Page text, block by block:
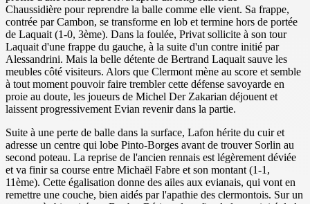
Chaussidière pour reprendre la balle comme elle vient. Sa frappe,
contrée par Cambon, se transforme en lob et termine hors de portée
de Laquait (1-0, 3ème). Dans la foulée, Privat sollicite à son tour
Laquait d'une frappe du gauche, à la suite d'un contre initié par
Alessandrini. Mais la belle détente de Bertrand Laquait sauve les
meubles côté visiteurs. Alors que Clermont mène au score et semble
à tout moment pouvoir faire trembler cette défense savoyarde en
proie au doute, les joueurs de Michel Der Zakarian déjouent et
laissent progressivement Evian revenir dans la partie.
Suite à une perte de balle dans la surface, Lafon hérite du cuir et
adresse un centre qui lobe Pinto-Borges avant de trouver Sorlin au
second poteau. La reprise de l'ancien rennais est légèrement déviée
et va finir sa course entre Michaël Fabre et son montant (1-1,
11ème). Cette égalisation donne des ailes aux evianais, qui vont en
remettre une couche, bien aidés par l'apathie des clermontois. Sur un